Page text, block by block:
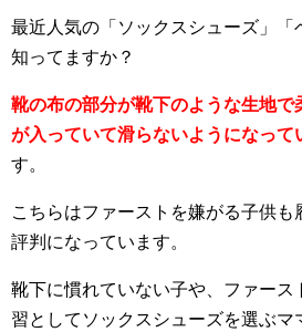
最近人気の「ソックスシューズ」「
知ってますか？
靴の布の部分が靴下のような生地で
が入っていて滑らないようになって
す。
こちらはファーストを嫌がる子供も
評判になっています。
靴下に慣れていない子や、ファース
習としてソックスシューズを選ぶマ